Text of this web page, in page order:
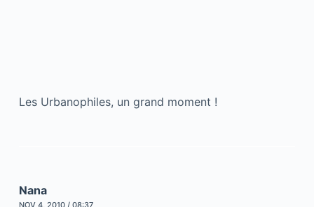
Les Urbanophiles, un grand moment !
Nana
NOV 4, 2010 / 08:37